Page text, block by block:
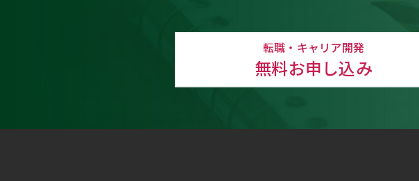
転職・キャリア開発
無料お申し込み